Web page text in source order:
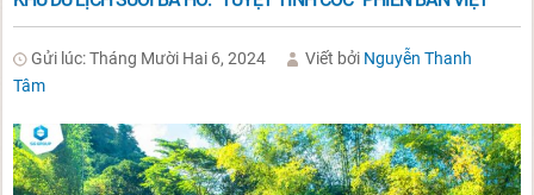
Gửi lúc: Tháng Mười Hai 6, 2024 Viết bởi Nguyễn Thanh
Tâm